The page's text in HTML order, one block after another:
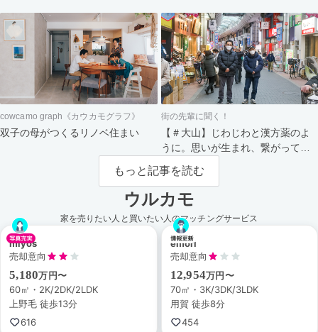
cowcamo graph《カウカモグラフ》
双子の母がつくるリノベ住まい
街の先輩に聞く！
【＃大山】じわじわと漢方薬のよ
うに。思いが生まれ、繋がってい
く街。
もっと記事を読む
ウルカモ
家を売りたい人と買いたい人のマッチングサービス
miyos
売却意向
5,180万円〜
60㎡・2K/2DK/2LDK
上野毛 徒歩13分
616
emori
売却意向
12,954万円〜
70㎡・3K/3DK/3LDK
用賀 徒歩8分
454